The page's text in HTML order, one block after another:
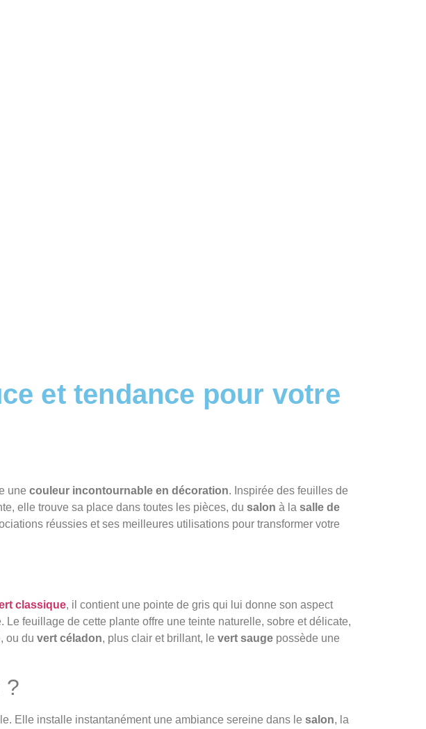
et tendance pour votre
une couleur incontournable en décoration. Inspirée des feuilles de
elle trouve sa place dans toutes les pièces, du salon à la salle de
réussies et ses meilleures utilisations pour transformer votre
classique, il contient une pointe de gris qui lui donne son aspect
feuillage de cette plante offre une teinte naturelle, sobre et délicate,
ou du vert céladon, plus clair et brillant, le vert sauge possède une
?
Elle installe instantanément une ambiance sereine dans le salon, la